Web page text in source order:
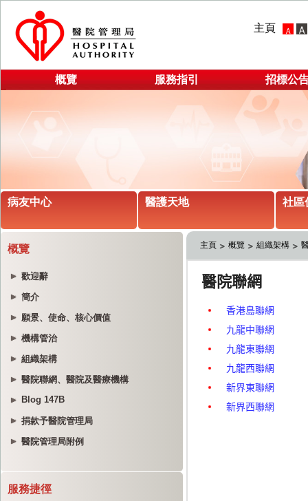
主頁
概覽 服務指引 招標公
病友中心 醫護天地 社區
概覽
歡迎辭
簡介
願景、使命、核心價值
機構管治
組織架構
醫院聯網、醫院及醫療機構
Blog 147B
捐款予醫院管理局
醫院管理局附例
服務捷徑
主頁 概覽 組織架構